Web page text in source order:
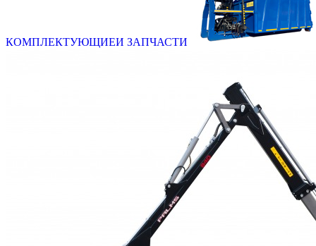
КОМПЛЕКТУЮЩИЕИ ЗАПЧАСТИ